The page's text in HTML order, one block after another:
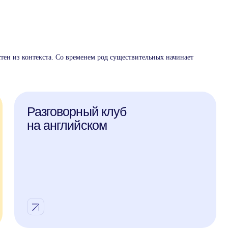
из контекста. Со временем род существительных начинает